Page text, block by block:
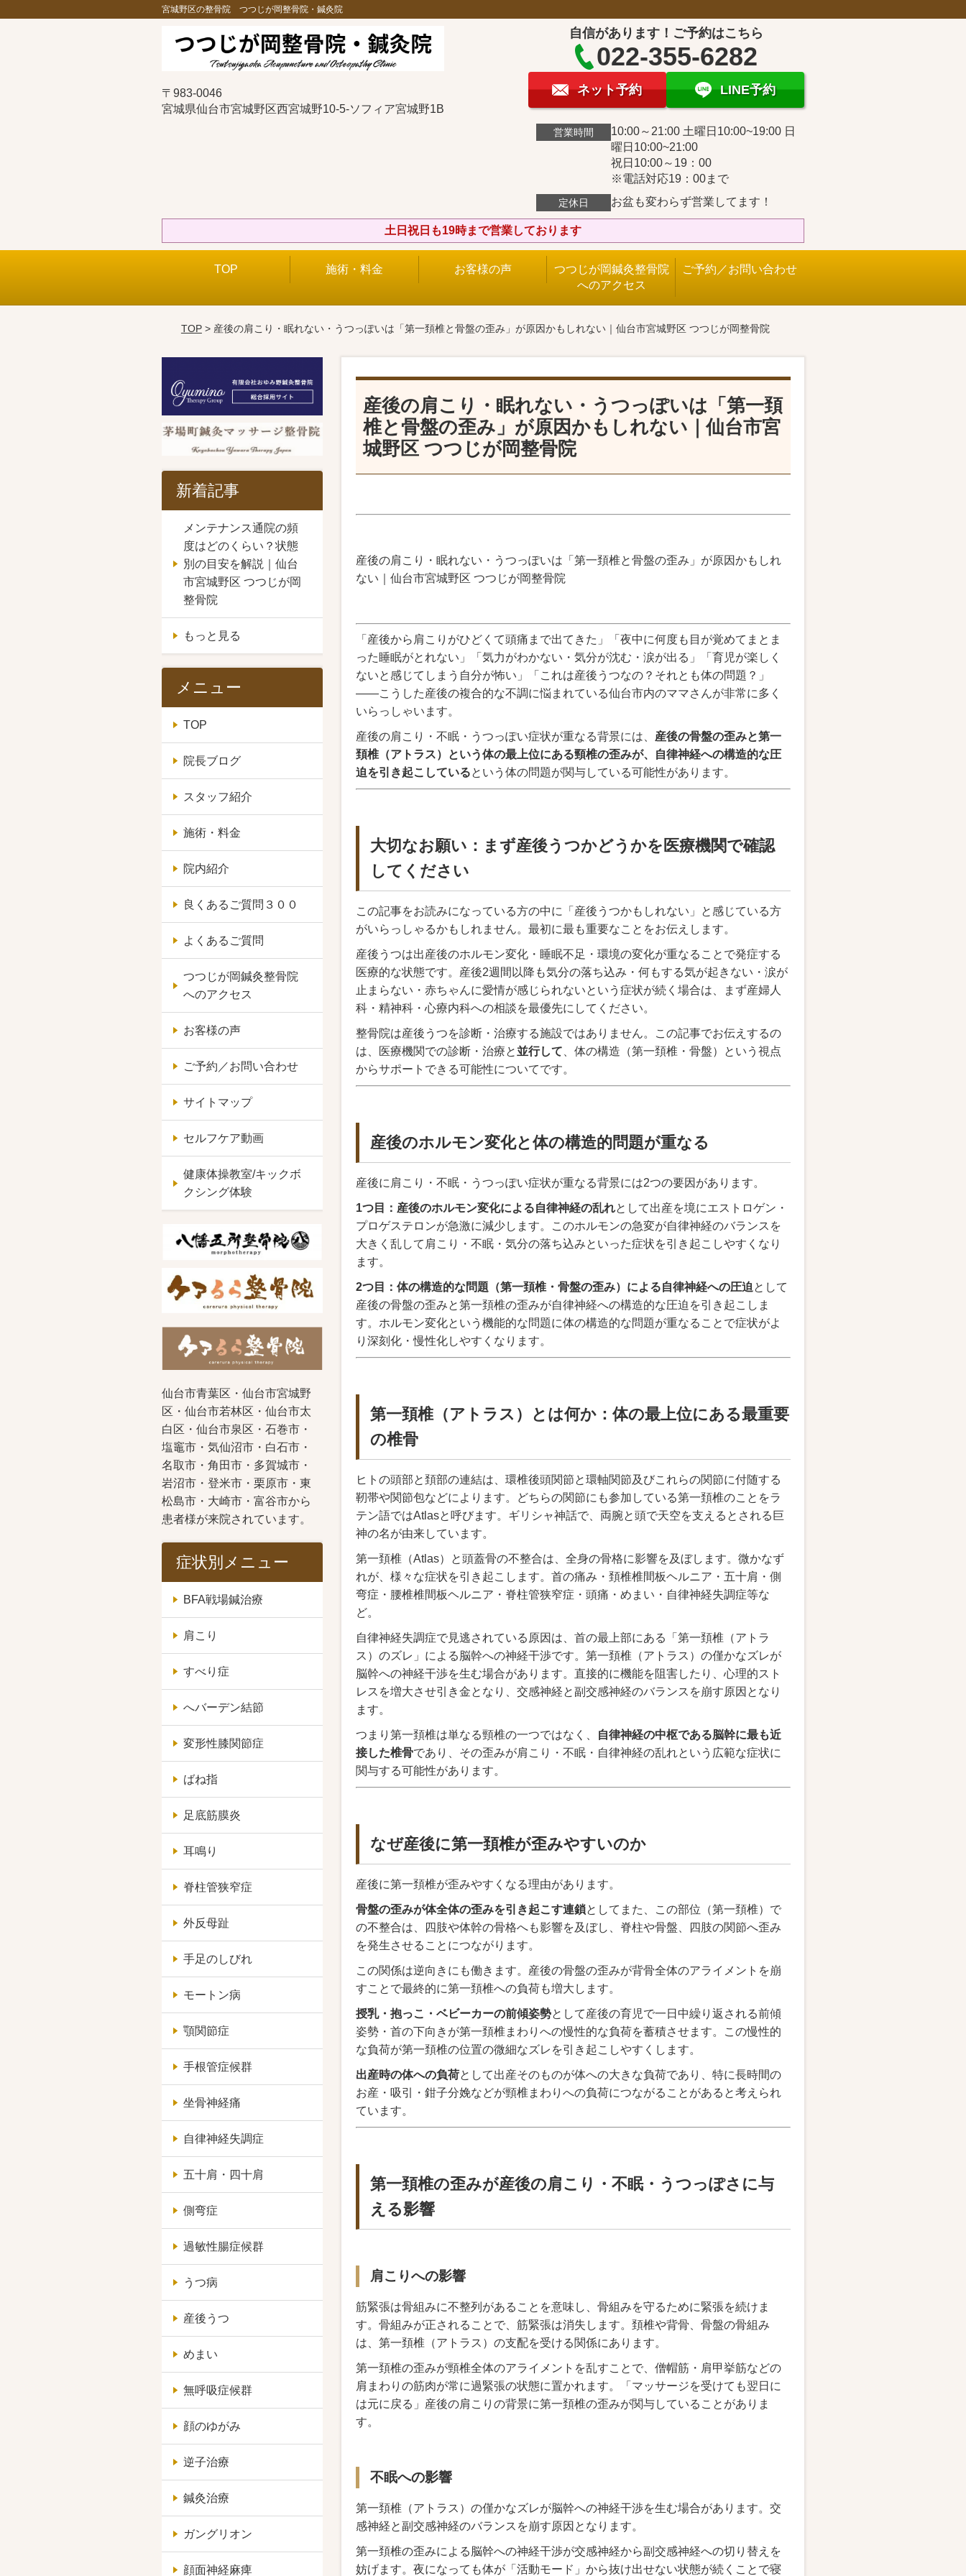
宮城野区の整骨院 つつじが岡整骨院・鍼灸院
〒983-0046
宮城県仙台市宮城野区西宮城野10-5-ソフィア宮城野1B
自信があります！ご予約はこちら
022-355-6282
ネット予約 LINE予約
営業時間
10:00～21:00 土曜日10:00~19:00 日
曜日10:00~21:00
祝日10:00～19：00
※電話対応19：00まで
定休日 お盆も変わらず営業してます！
土日祝日も19時まで営業しております
TOP 施術・料金 お客様の声
つつじが岡鍼灸整骨院
へのアクセス
ご予約／お問い合わせ
TOP> 産後の肩こり・眠れない・うつっぽいは「第一頚椎と骨盤の歪み」が原因かもしれない｜仙台市宮城野区 つつじが岡整骨院
産後の肩こり・眠れない・うつっぽいは「第一頚
椎と骨盤の歪み」が原因かもしれない｜仙台市宮
城野区 つつじが岡整骨院
産後の肩こり・眠れない・うつっぽいは「第一頚椎と骨盤の歪み」が原因かもしれ
ない｜仙台市宮城野区 つつじが岡整骨院
「産後から肩こりがひどくて頭痛まで出てきた」「夜中に何度も目が覚めてまとま
った睡眠がとれない」「気力がわかない・気分が沈む・涙が出る」「育児が楽しく
ないと感じてしまう自分が怖い」「これは産後うつなの？それとも体の問題？」
――こうした産後の複合的な不調に悩まれている仙台市内のママさんが非常に多く
いらっしゃいます。
産後の肩こり・不眠・うつっぽい症状が重なる背景には、 産後の骨盤の歪みと第一
頚椎（アトラス）という体の最上位にある頸椎の歪みが、自律神経への構造的な圧
迫を引き起こしているという体の問題が関与している可能性があります。
大切なお願い：まず産後うつかどうかを医療機関で確認
してください
この記事をお読みになっている方の中に「産後うつかもしれない」と感じている方
がいらっしゃるかもしれません。最初に最も重要なことをお伝えします。
産後うつは出産後のホルモン変化・睡眠不足・環境の変化が重なることで発症する
医療的な状態です。産後2週間以降も気分の落ち込み・何もする気が起きない・涙が
止まらない・赤ちゃんに愛情が感じられないという症状が続く場合は、まず産婦人
科・精神科・心療内科への相談を最優先にしてください。
整骨院は産後うつを診断・治療する施設ではありません。この記事でお伝えするの
は、医療機関での診断・治療と 並行して 、体の構造（第一頚椎・骨盤）という視点
からサポートできる可能性についてです。
産後のホルモン変化と体の構造的問題が重なる
産後に肩こり・不眠・うつっぽい症状が重なる背景には2つの要因があります。
1つ目：産後のホルモン変化による自律神経の乱れとして出産を境にエストロゲン・
プロゲステロンが急激に減少します。このホルモンの急変が自律神経のバランスを
大きく乱して肩こり・不眠・気分の落ち込みといった症状を引き起こしやすくなり
ます。
2つ目：体の構造的な問題（第一頚椎・骨盤の歪み）による自律神経への圧迫 として
産後の骨盤の歪みと第一頚椎の歪みが自律神経への構造的な圧迫を引き起こしま
す。ホルモン変化という機能的な問題に体の構造的な問題が重なることで症状がよ
り深刻化・慢性化しやすくなります。
第一頚椎（アトラス）とは何か：体の最上位にある最重要
の椎骨
ヒトの頭部と頚部の連結は、環椎後頭関節と環軸関節及びこれらの関節に付随する
靭帯や関節包などによります。どちらの関節にも参加している第一頚椎のことをラ
テン語ではAtlasと呼びます。ギリシャ神話で、両腕と頭で天空を支えるとされる巨
神の名が由来しています。
第一頚椎（Atlas）と頭蓋骨の不整合は、全身の骨格に影響を及ぼします。微かなず
れが、様々な症状を引き起こします。首の痛み・頚椎椎間板ヘルニア・五十肩・側
弯症・腰椎椎間板ヘルニア・脊柱管狭窄症・頭痛・めまい・自律神経失調症等な
ど。
自律神経失調症で見逃されている原因は、首の最上部にある「第一頚椎（アトラ
ス）のズレ」による脳幹への神経干渉です。第一頚椎（アトラス）の僅かなズレが
脳幹への神経干渉を生む場合があります。直接的に機能を阻害したり、心理的スト
レスを増大させ引き金となり、交感神経と副交感神経のバランスを崩す原因となり
ます。
つまり第一頚椎は単なる頸椎の一つではなく、
自律神経の中枢である脳幹に最も近
接した椎骨であり、その歪みが肩こり・不眠・自律神経の乱れという広範な症状に
関与する可能性があります。
なぜ産後に第一頚椎が歪みやすいのか
産後に第一頚椎が歪みやすくなる理由があります。
骨盤の歪みが体全体の歪みを引き起こす連鎖としてまた、この部位（第一頚椎）で
の不整合は、四肢や体幹の骨格へも影響を及ぼし、脊柱や骨盤、四肢の関節へ歪み
を発生させることにつながります。
この関係は逆向きにも働きます。産後の骨盤の歪みが背骨全体のアライメントを崩
すことで最終的に第一頚椎への負荷も増大します。
授乳・抱っこ・ベビーカーの前傾姿勢として産後の育児で一日中繰り返される前傾
姿勢・首の下向きが第一頚椎まわりへの慢性的な負荷を蓄積させます。この慢性的
な負荷が第一頚椎の位置の微細なズレを引き起こしやすくします。
出産時の体への負荷として出産そのものが体への大きな負荷であり、特に長時間の
お産・吸引・鉗子分娩などが頸椎まわりへの負荷につながることがあると考えられ
ています。
第一頚椎の歪みが産後の肩こり・不眠・うつっぽさに与
える影響
肩こりへの影響
筋緊張は骨組みに不整列があることを意味し、骨組みを守るために緊張を続けま
す。骨組みが正されることで、筋緊張は消失します。頚椎や背骨、骨盤の骨組み
は、第一頚椎（アトラス）の支配を受ける関係にあります。
第一頚椎の歪みが頸椎全体のアライメントを乱すことで、僧帽筋・肩甲挙筋などの
肩まわりの筋肉が常に過緊張の状態に置かれます。「マッサージを受けても翌日に
は元に戻る」産後の肩こりの背景に第一頚椎の歪みが関与していることがありま
す。
不眠への影響
第一頚椎（アトラス）の僅かなズレが脳幹への神経干渉を生む場合があります。交
感神経と副交感神経のバランスを崩す原因となります。
第一頚椎の歪みによる脳幹への神経干渉が交感神経から副交感神経への切り替えを
妨げます。夜になっても体が「活動モード」から抜け出せない状態が続くことで寝
新着記事
メンテナンス通院の頻
度はどのくらい？状態
別の目安を解説｜仙台
市宮城野区 つつじが岡
整骨院
もっと見る
メニュー
TOP
院長ブログ
スタッフ紹介
施術・料金
院内紹介
良くあるご質問３００
よくあるご質問
つつじが岡鍼灸整骨院
へのアクセス
お客様の声
ご予約／お問い合わせ
サイトマップ
セルフケア動画
健康体操教室/キックボ
クシング体験
仙台市青葉区・仙台市宮城野
区・仙台市若林区・仙台市太
白区・仙台市泉区・石巻市・
塩竈市・気仙沼市・白石市・
名取市・角田市・多賀城市・
岩沼市・登米市・栗原市・東
松島市・大崎市・富谷市から
患者様が来院されています。
症状別メニュー
BFA戦場鍼治療
肩こり
すべり症
へバーデン結節
変形性膝関節症
ばね指
足底筋膜炎
耳鳴り
脊柱管狭窄症
外反母趾
手足のしびれ
モートン病
顎関節症
手根管症候群
坐骨神経痛
自律神経失調症
五十肩・四十肩
側弯症
過敏性腸症候群
うつ病
産後うつ
めまい
無呼吸症候群
顔のゆがみ
逆子治療
鍼灸治療
ガングリオン
顔面神経麻痺